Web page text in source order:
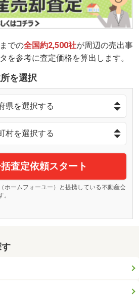
での全国約2,500社が周辺の売出事
を参考に査定価格を算出します。
を選択
査定依頼スタート
ホームフォーユー）と提携している不動産会